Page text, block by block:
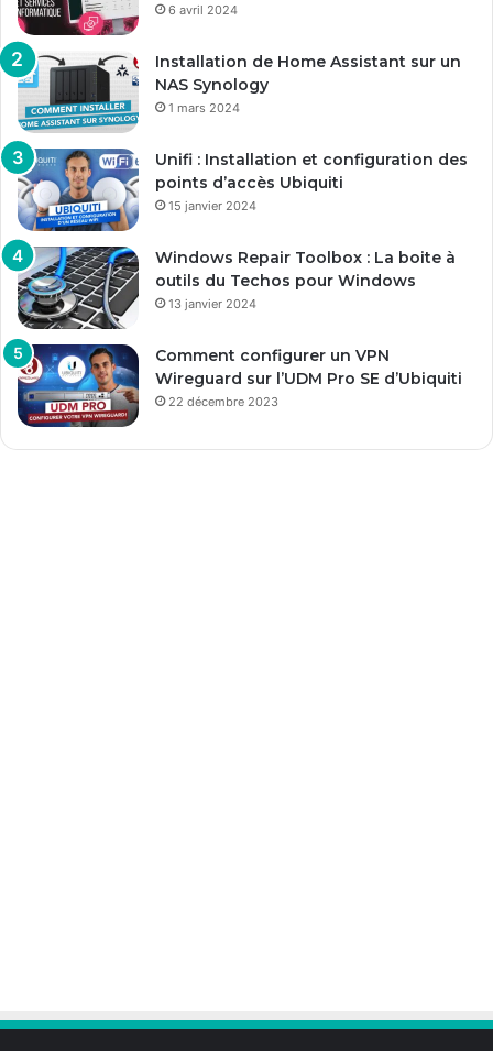
6 avril 2024
Installation de Home Assistant sur un
NAS Synology
1 mars 2024
Unifi : Installation et configuration des
points d’accès Ubiquiti
15 janvier 2024
Windows Repair Toolbox : La boite à
outils du Techos pour Windows
13 janvier 2024
Comment configurer un VPN
Wireguard sur l’UDM Pro SE d’Ubiquiti
22 décembre 2023